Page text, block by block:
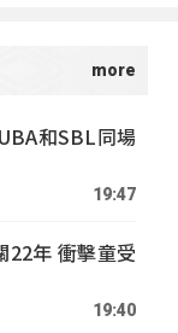
和SBL同場
19:47
22年 衝擊童受
19:40